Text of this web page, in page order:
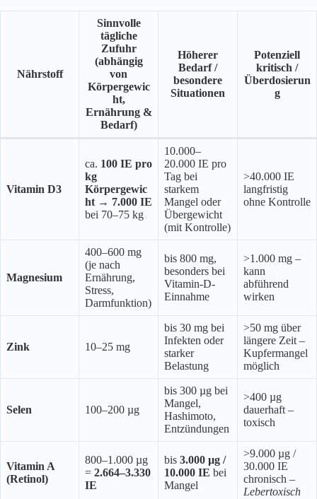
Nährstoff
Sinnvolle
tägliche
Zufuhr
(abhängig
von
Körpergewic
ht,
Ernährung &
Bedarf)
Höherer
Bedarf /
besondere
Situationen
Potenziell
kritisch /
Überdosierun
g
Vitamin D3
ca. 100 IE pro
kg
Körpergewic
ht → 7.000 IE
bei 70–75 kg
10.000–
20.000 IE pro
Tag bei
starkem
Mangel oder
Übergewicht
(mit Kontrolle)
>40.000 IE
langfristig
ohne Kontrolle
Magnesium
400–600 mg
(je nach
Ernährung,
Stress,
Darmfunktion)
bis 800 mg,
besonders bei
Vitamin-D-
Einnahme
>1.000 mg –
kann
abführend
wirken
Zink 10–25 mg
bis 30 mg bei
Infekten oder
starker
Belastung
>50 mg über
längere Zeit –
Kupfermangel
möglich
Selen 100–200 µg
bis 300 µg bei
Mangel,
Hashimoto,
Entzündungen
>400 µg
dauerhaft –
toxisch
Vitamin A
(Retinol)
800–1.000 µg
= 2.664–3.330
IE
bis 3.000 µg /
10.000 IE bei
Mangel
>9.000 µg /
30.000 IE
chronisch –
Lebertoxisch